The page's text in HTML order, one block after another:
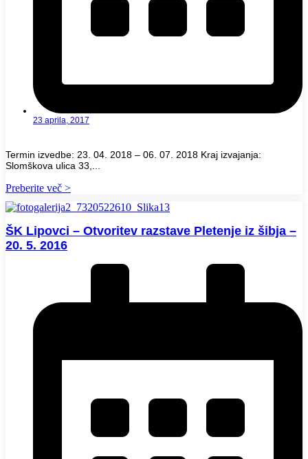
23 aprila, 2017
Termin izvedbe: 23. 04. 2018 – 06. 07. 2018 Kraj izvajanja:
Slomškova ulica 33,...
Preberite več >
ŠK Lipovci – Otvoritev razstave Pletenje iz šibja –
20. 5. 2016